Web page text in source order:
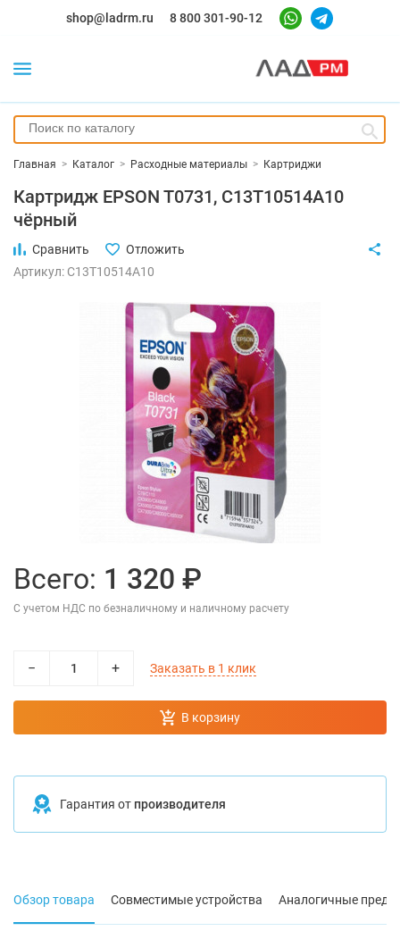
shop@ladrm.ru 8 800 301-90-12
Главная > Каталог > Расходные материалы > Картриджи
Картридж EPSON T0731, C13T10514А10
чёрный
Сравнить
Отложить
Артикул: C13T10514A10
Всего: 1 320 ₽
С учетом НДС по безналичному и наличному расчету
− + Заказать в 1 клик
В корзину
Гарантия от производителя
Обзор товара Совместимые устройства Аналогичные